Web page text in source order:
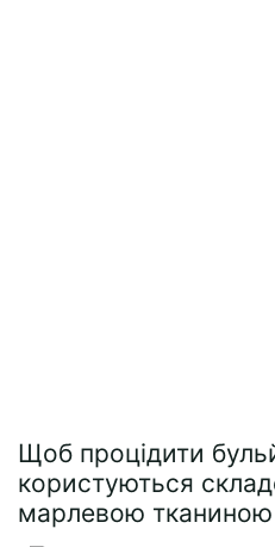
Щоб процідити
користуються
марлевою